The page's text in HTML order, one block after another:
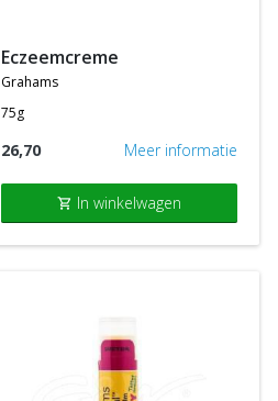
eczeemcreme
grahams
75g
26,70 Meer informatie
shopping_cart In winkelwagen